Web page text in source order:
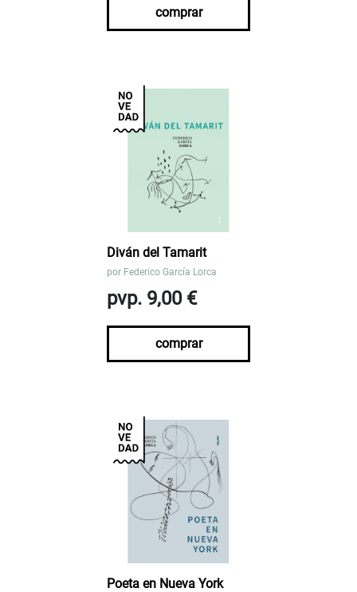
comprar
Diván del Tamarit
por Federico García Lorca
pvp. 9,00 €
comprar
Poeta en Nueva York